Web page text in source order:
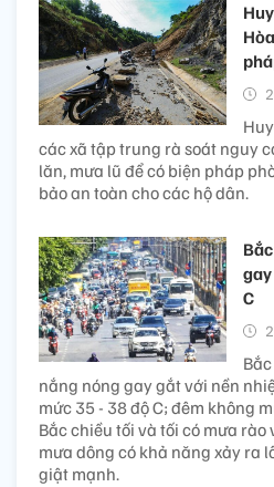
các xã tập trung rà soát nguy
lăn, mưa lũ để có biện pháp
bảo an toàn cho các hộ dân.
C
nắng nóng gay gắt với nền
mức 35 - 38 độ C; đêm không
Bắc chiều tối và tối có mưa
mưa dông có khả năng xảy ra
giật mạnh.